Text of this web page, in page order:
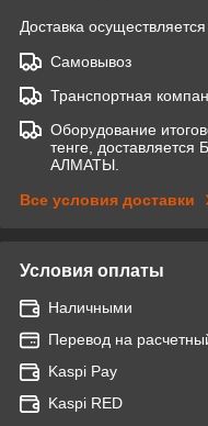
Доставка
Самовывоз
Транспортная
Оборудование
тенге,
АЛМАТЫ.
Все условия доставки
Условия оплаты
Наличными
Перевод на
Kaspi Pay
Kaspi RED